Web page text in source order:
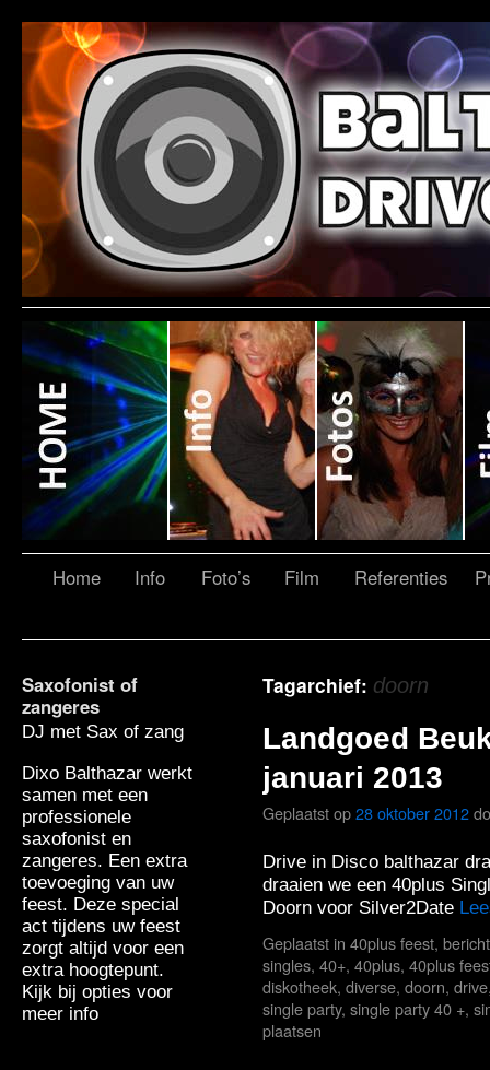
Home Info Foto’s Film Referenties
Saxofonist of
zangeres
DJ met Sax of zang
Dixo Balthazar werkt
samen met een
professionele
saxofonist en
zangeres. Een extra
toevoeging van uw
feest. Deze special
act tijdens uw feest
zorgt altijd voor een
extra hoogtepunt.
Kijk bij opties voor
meer info
Tagarchief: doorn
Landgoed
januari 2013
Geplaatst op28 oktober 2012
Drive in Disco balthazar
draaien we een 40plus
Doorn voor Silver2Date
Geplaatst in 40plus feest,
singles, 40+, 40plus, 40plus
diskotheek, diverse, doorn, drive
single party, single party 40 +,
plaatsen